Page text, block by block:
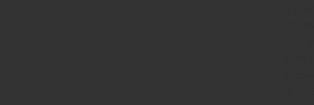
tego